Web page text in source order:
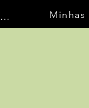
No Mundo da Moda